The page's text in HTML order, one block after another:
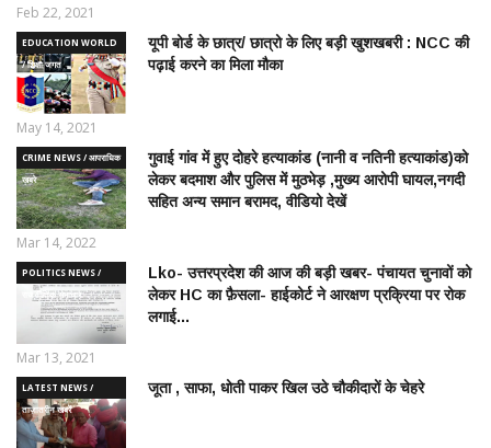
Feb 22, 2021
EDUCATION WORLD
/ शिक्षा जगत
यूपी बोर्ड के छात्र/ छात्रो के लिए बड़ी खुशखबरी : NCC की
पढ़ाई करने का मिला मौका
May 14, 2021
CRIME NEWS / आपराधिक
ख़बरे
गुवाई गांव में हुए दोहरे हत्याकांड (नानी व नतिनी हत्याकांड)को
लेकर बदमाश और पुलिस में मुठभेड़ ,मुख्य आरोपी घायल,नगदी
सहित अन्य समान बरामद, वीडियो देखें
Mar 14, 2022
POLITICS NEWS /
राजनीतिक समाचार
Lko- उत्तरप्रदेश की आज की बड़ी खबर- पंचायत चुनावों को
लेकर HC का फ़ैसला- हाईकोर्ट ने आरक्षण प्रक्रिया पर रोक
लगाई...
Mar 13, 2021
LATEST NEWS /
ताज़ातरीन खबरें
जूता , साफा, धोती पाकर खिल उठे चौकीदारों के चेहरे